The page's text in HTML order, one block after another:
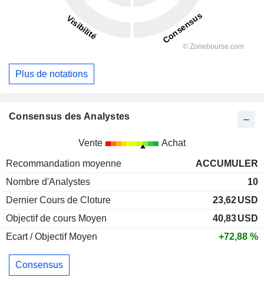
Plus de notations
Consensus des Analystes
Vente Achat
Recommandation moyenne
ACCUMULER
Nombre d'Analystes
10
Dernier Cours de Cloture
23,62USD
Objectif de cours Moyen
40,83USD
Ecart / Objectif Moyen
+72,88 %
Consensus